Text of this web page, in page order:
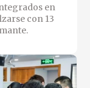
en
con 13